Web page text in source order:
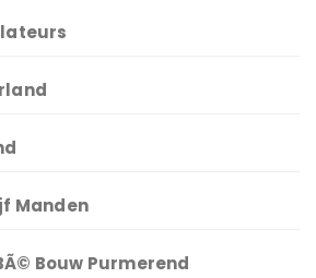
Manden
Bouw Purmerend